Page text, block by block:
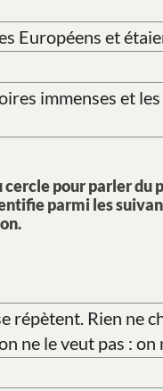
Européens et
immenses et
pour parler du
parmi les
répètent. Rien ne
ne le veut pas : on